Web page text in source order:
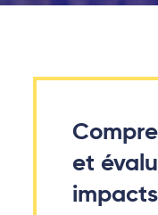
et
impacts